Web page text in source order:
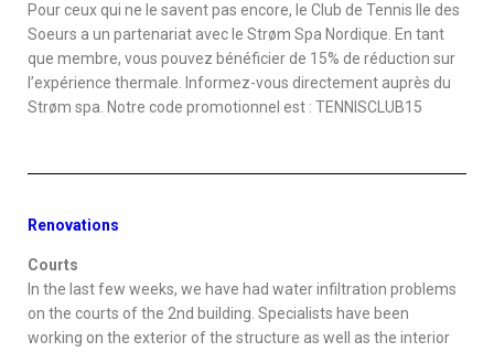
Pour ceux qui ne le savent pas encore, le Club de Tennis Ile des
Soeurs a un partenariat avec le Strøm Spa Nordique. En tant
que membre, vous pouvez bénéficier de 15% de réduction sur
l’expérience thermale. Informez-vous directement auprès du
Strøm spa. Notre code promotionnel est : TENNISCLUB15
Renovations
Courts
In the last few weeks, we have had water infiltration problems
on the courts of the 2nd building. Specialists have been
working on the exterior of the structure as well as the interior